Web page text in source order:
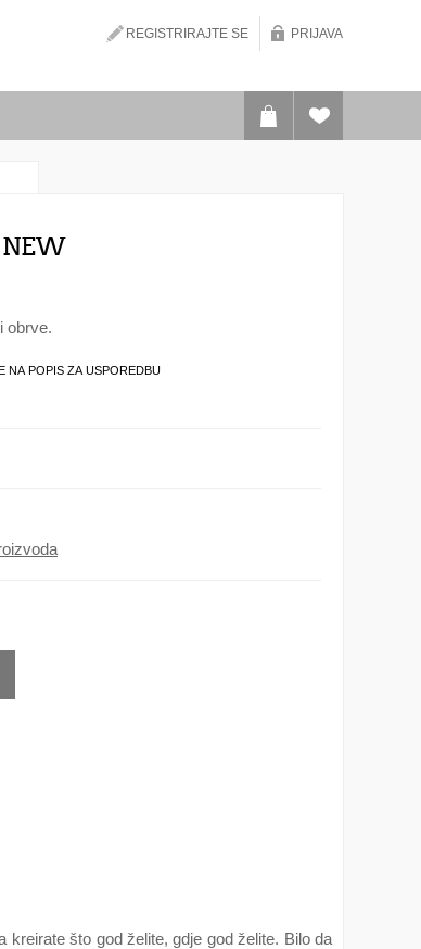
REGISTRIRAJTE SE PRIJAVA
NEW
obrve.
što god želite, gdje god želite. Bilo da